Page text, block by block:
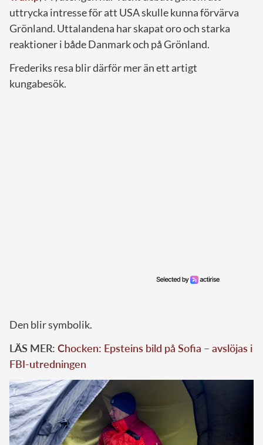
uttrycka intresse för att USA skulle kunna förvärva
Grönland. Uttalandena har skapat oro och starka
reaktioner i både Danmark och på Grönland.
Frederiks resa blir därför mer än ett artigt
kungabesök.
Den blir symbolik.
LÄS MER: Chocken: Epsteins bild på Sofia – avslöjas i
FBI-utredningen